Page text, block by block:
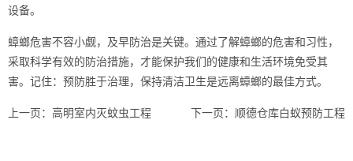
设备。
蟑螂危害不容小觑，及早防治是关键。通过了解蟑螂的危害和习性，
采取科学有效的防治措施，才能保护我们的健康和生活环境免受其
害。记住：预防胜于治理，保持清洁卫生是远离蟑螂的最佳方式。
上一页： 高明室内灭蚊虫工程 下一页： 顺德仓库白蚁预防工程